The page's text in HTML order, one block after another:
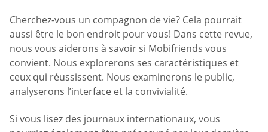
Cherchez-vous un compagnon de vie? Cela pourrait
aussi être le bon endroit pour vous! Dans cette revue,
nous vous aiderons à savoir si Mobifriends vous
convient. Nous explorerons ses caractéristiques et
ceux qui réussissent. Nous examinerons le public,
analyserons l’interface et la convivialité.
Si vous lisez des journaux internationaux, vous